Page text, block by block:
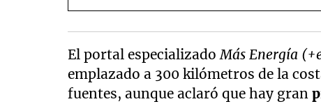
El portal especializadoMás Energía
emplazado a 300 kilómetros de la
fuentes, aunque aclaró que hay gran